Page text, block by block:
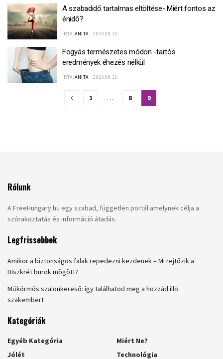
A szabadidő tartalmas eltöltése- Miért fontos az
énidő?
ÍRTA:ANITA 2020.08.13.
Fogyás természetes módon -tartós
eredmények éhezés nélkül
ÍRTA:ANITA 2020.08.13.
1 … 8 9
Rólunk
A FreeHungary.hu egy szabad, független portál amelynek célja a
szórakoztatás és információ átadás.
Legfrissebbek
Amikor a biztonságos falak repedezni kezdenek – Mi rejtőzik a
Diszkrét burok mögött?
Műkörmös szalonkereső: így találhatod meg a hozzád illő
szakembert
Kategóriák
Egyéb Kategória
Jólét
Miért Ne?
Technológia